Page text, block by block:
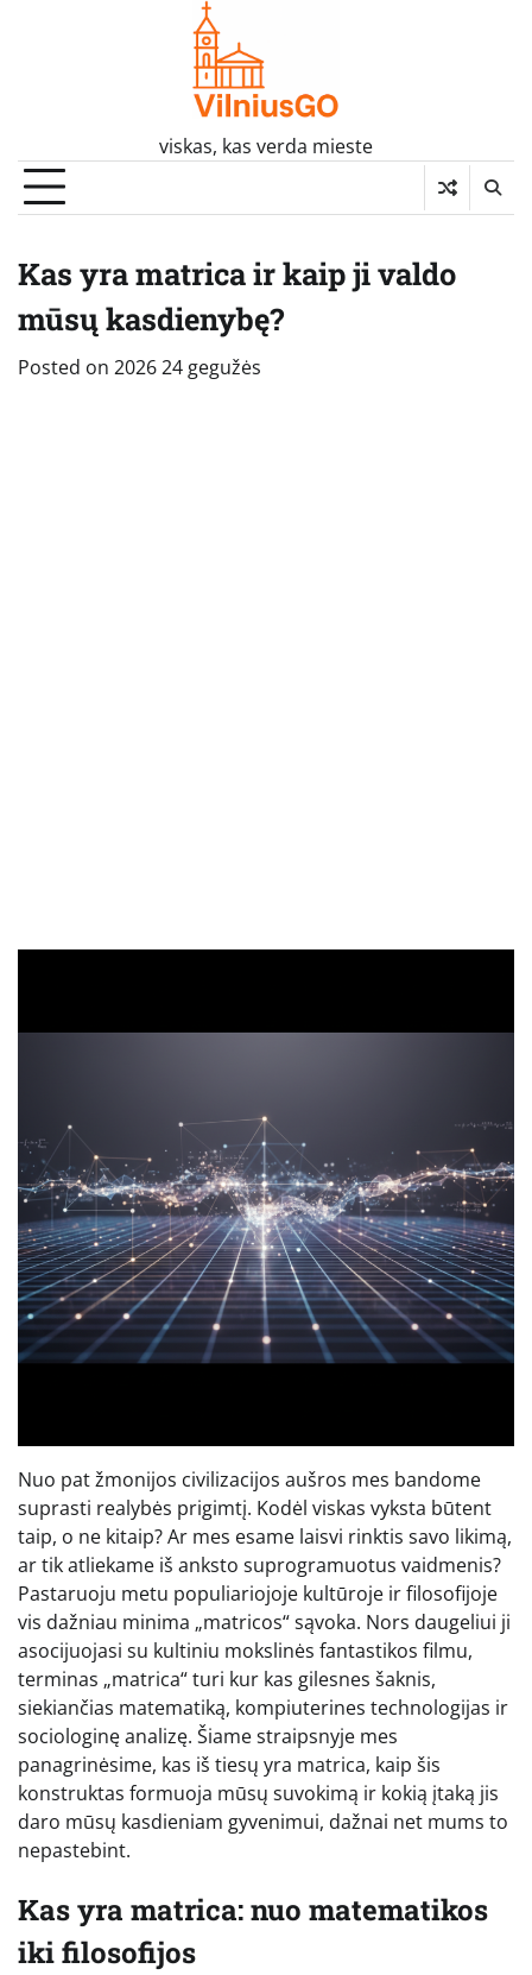
viskas, kas verda mieste
Kas yra matrica ir kaip ji valdo
mūsų kasdienybę?
Posted on 2026 24 gegužės
Nuo pat žmonijos civilizacijos aušros mes bandome
suprasti realybės prigimtį. Kodėl viskas vyksta būtent
taip, o ne kitaip? Ar mes esame laisvi rinktis savo likimą,
ar tik atliekame iš anksto suprogramuotus vaidmenis?
Pastaruoju metu populiariojoje kultūroje ir filosofijoje
vis dažniau minima „matricos“ sąvoka. Nors daugeliui ji
asocijuojasi su kultiniu mokslinės fantastikos filmu,
terminas „matrica“ turi kur kas gilesnes šaknis,
siekiančias matematiką, kompiuterines technologijas ir
sociologinę analizę. Šiame straipsnyje mes
panagrinėsime, kas iš tiesų yra matrica, kaip šis
konstruktas formuoja mūsų suvokimą ir kokią įtaką jis
daro mūsų kasdieniam gyvenimui, dažnai net mums to
nepastebint.
Kas yra matrica: nuo matematikos
iki filosofijos